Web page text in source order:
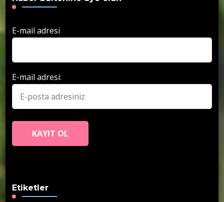
E-mail adresi
E-mail adresi:
Etiketler